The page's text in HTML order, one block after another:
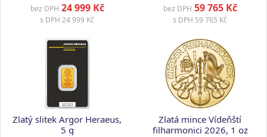
bez DPH 24 999 Kč
s DPH 24 999 Kč
bez DPH 59 765 Kč
s DPH 59 765 Kč
Zlatý slitek Argor Heraeus,
5 g
Zlatá mince Vídeňští
filharmonici 2026, 1 oz